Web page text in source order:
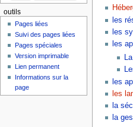
les
les
les
les
les
la
la
outils
Pages liées
Suivi des pages liées
Pages spéciales
Version imprimable
Lien permanent
Informations sur la
page